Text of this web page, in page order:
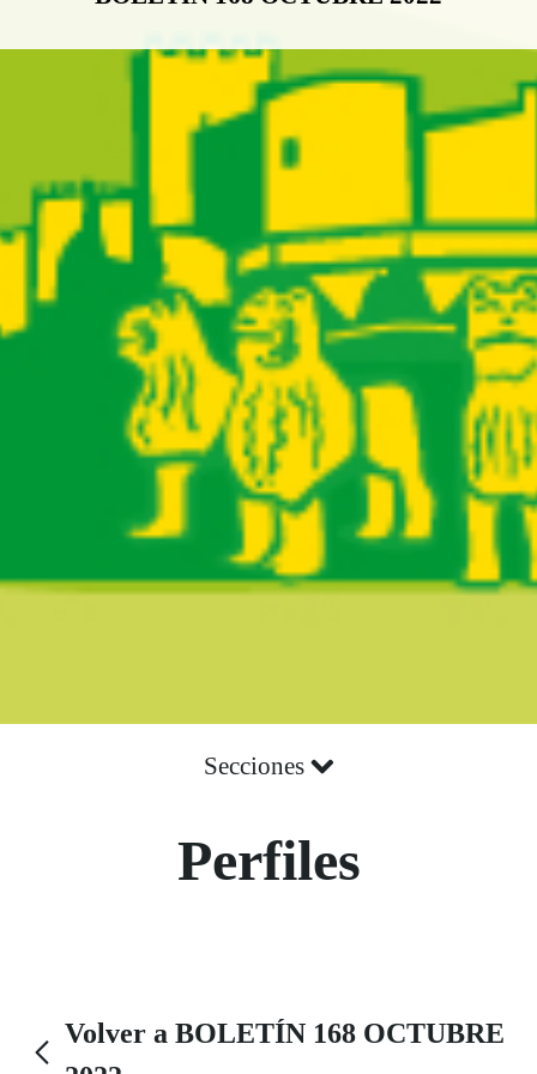
Secciones
Perfiles
Volver a BOLETÍN 168 OCTUBRE